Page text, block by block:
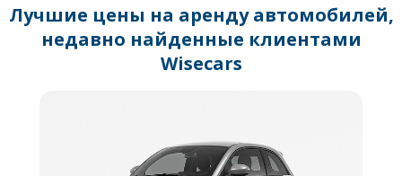
dates.
Лучшие цены на аренду автомобилей,
недавно найденные клиентами
Wisecars